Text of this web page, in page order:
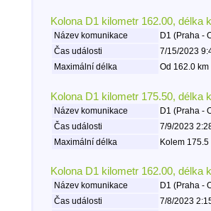
Kolona D1 kilometr 162.00, délka
Název komunikace
D1 (Praha -
Čas události
7/15/2023
Maximální délka
Od 162.0
Kolona D1 kilometr 175.50, délka
Název komunikace
D1 (Praha -
Čas události
7/9/2023
Maximální délka
Kolem
Kolona D1 kilometr 162.00, délka
Název komunikace
D1 (Praha -
Čas události
7/8/2023